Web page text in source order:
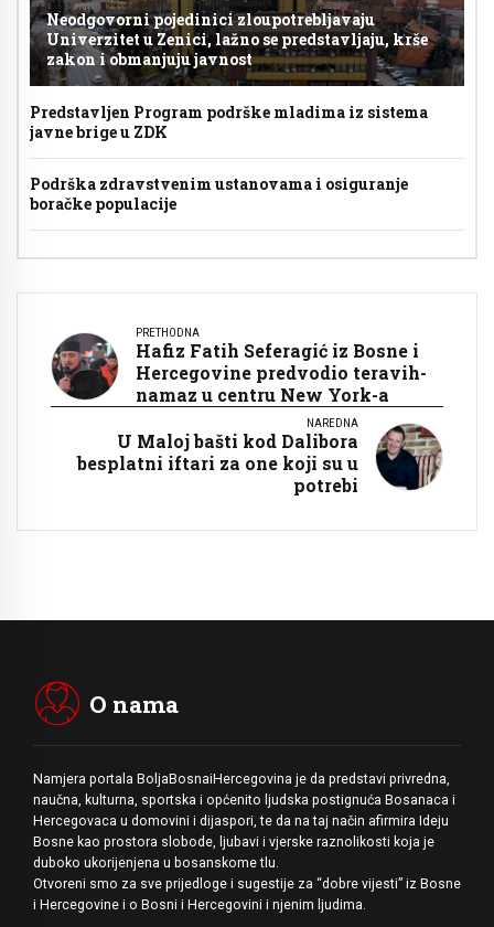
Neodgovorni pojedinici zloupotrebljavaju
Univerzitet u Zenici, lažno se predstavljaju, krše
zakon i obmanjuju javnost
Predstavljen Program podrške mladima iz sistema
javne brige u ZDK
Podrška zdravstvenim ustanovama i osiguranje
boračke populacije
PRETHODNA
Hafiz Fatih Seferagić iz Bosne i
Hercegovine predvodio teravih-
namaz u centru New York-a
NAREDNA
U Maloj bašti kod Dalibora
besplatni iftari za one koji su u
potrebi
O nama
Namjera portala BoljaBosnaiHercegovina je da predstavi privredna,
naučna, kulturna, sportska i općenito ljudska postignuća Bosanaca i
Hercegovaca u domovini i dijaspori, te da na taj način afirmira Ideju
Bosne kao prostora slobode, ljubavi i vjerske raznolikosti koja je
duboko ukorijenjena u bosanskome tlu.
Otvoreni smo za sve prijedloge i sugestije za “dobre vijesti” iz Bosne
i Hercegovine i o Bosni i Hercegovini i njenim ljudima.